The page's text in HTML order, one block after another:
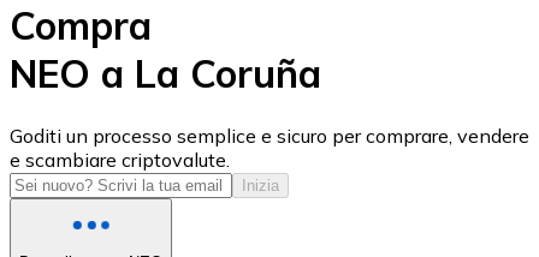
USD Coin
USDC
Compra
NEO a La Coruña
Goditi un processo semplice e sicuro per comprare, vendere
e scambiare criptovalute.
Inizia